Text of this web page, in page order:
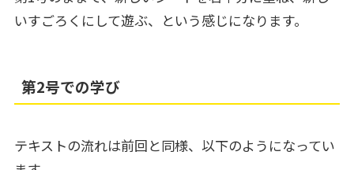
いすごろくにして遊ぶ、という感じになります。
第2号での学び
テキストの流れは前回と同様、以下のようになってい